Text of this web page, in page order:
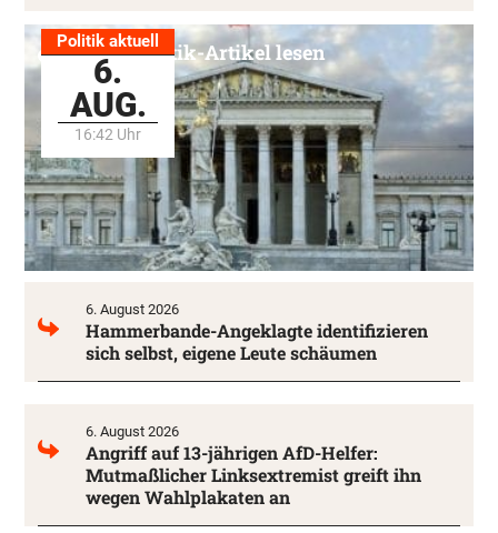
Politik aktuell
6.
AUG.
16:42 Uhr
Alle Politik-Artikel lesen
6. August 2026
Hammerbande-Angeklagte identifizieren
sich selbst, eigene Leute schäumen
6. August 2026
Angriff auf 13-jährigen AfD-Helfer:
Mutmaßlicher Linksextremist greift ihn
wegen Wahlplakaten an